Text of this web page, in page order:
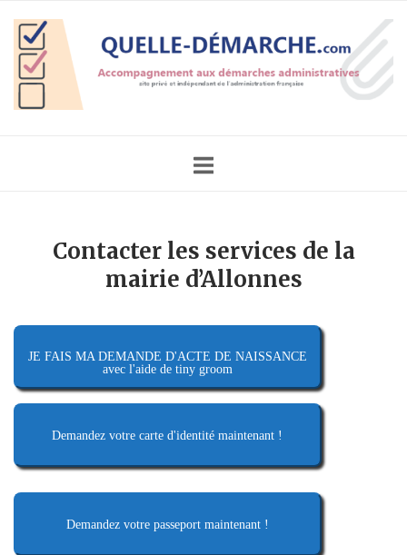
content
Home
Contacter les services de la
mairie d’Allonnes
JE FAIS MA DEMANDE D'ACTE DE NAISSANCE
avec l'aide de tiny groom
Demandez votre carte d'identité maintenant !
Demandez votre passeport maintenant !